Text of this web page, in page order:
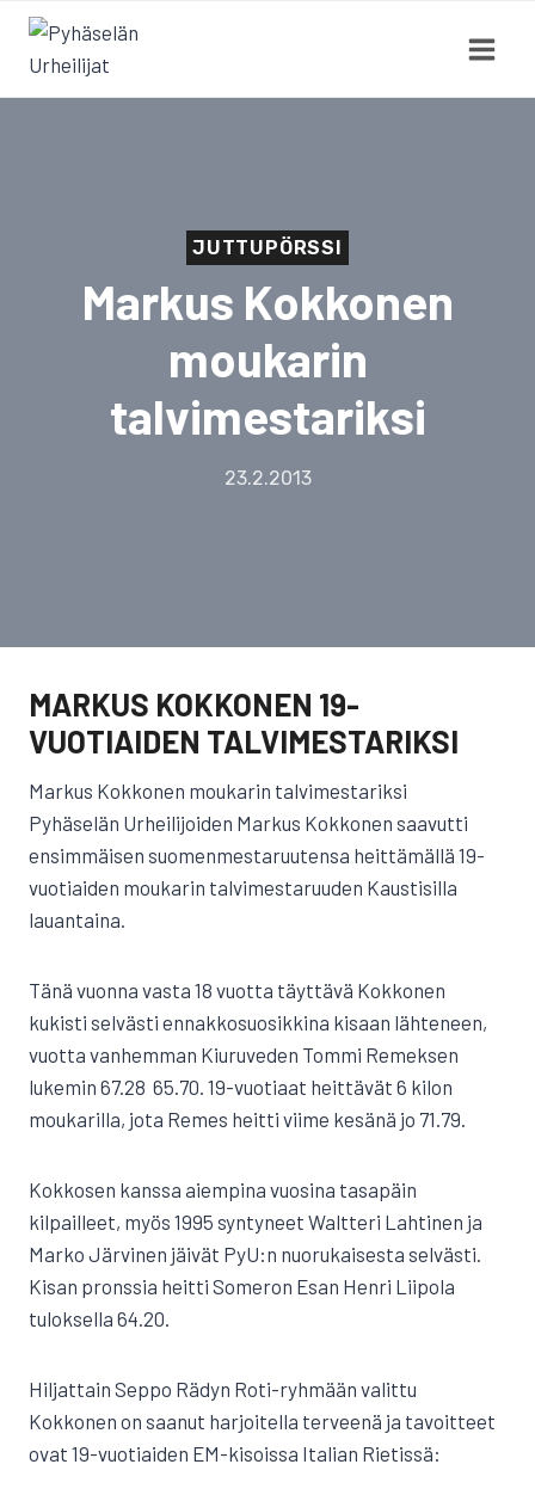
Siirry
sisältöön
JUTTUPÖRSSI
Markus Kokkonen
moukarin
talvimestariksi
23.2.2013
MARKUS KOKKONEN 19-
VUOTIAIDEN TALVIMESTARIKSI
Markus Kokkonen moukarin talvimestariksi
Pyhäselän Urheilijoiden Markus Kokkonen saavutti
ensimmäisen suomenmestaruutensa heittämällä 19-
vuotiaiden moukarin talvimestaruuden Kaustisilla
lauantaina.
Tänä vuonna vasta 18 vuotta täyttävä Kokkonen
kukisti selvästi ennakkosuosikkina kisaan lähteneen,
vuotta vanhemman Kiuruveden Tommi Remeksen
lukemin 67.28  65.70. 19-vuotiaat heittävät 6 kilon
moukarilla, jota Remes heitti viime kesänä jo 71.79.
Kokkosen kanssa aiempina vuosina tasapäin
kilpailleet, myös 1995 syntyneet Waltteri Lahtinen ja
Marko Järvinen jäivät PyU:n nuorukaisesta selvästi.
Kisan pronssia heitti Someron Esan Henri Liipola
tuloksella 64.20.
Hiljattain Seppo Rädyn Roti-ryhmään valittu
Kokkonen on saanut harjoitella terveenä ja tavoitteet
ovat 19-vuotiaiden EM-kisoissa Italian Rietissä: